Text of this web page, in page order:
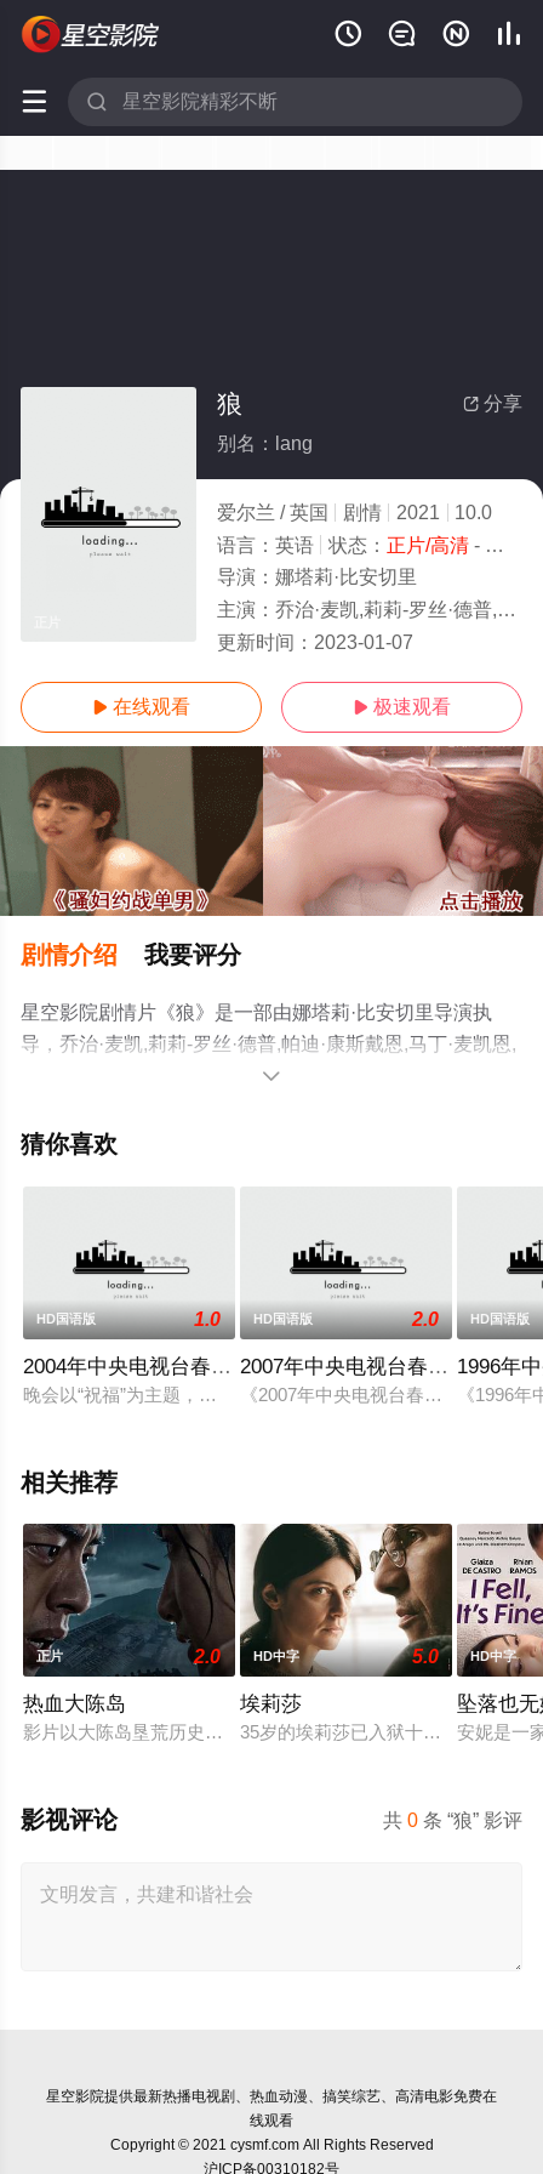
   
 
 分享
狼
别名：lang
爱尔兰 / 英国 剧情 2021
10.0
语言： 英语 状态： 正片/高清- 免费在线观看
导演： 娜塔莉·比安切里
主演： 乔治·麦凯,莉莉-罗丝·德普,帕迪·康斯戴恩,马丁·麦凯恩,泰瑞·诺塔里,费昂·奥谢
更新时间： 2023-01-07
 在线观看  极速观看
剧情介绍 我要评分
星空影院剧情片《狼》是一部由娜塔莉·比安切里导演执
导，乔治·麦凯,莉莉-罗丝·德普,帕迪·康斯戴恩,马丁·麦凯恩,
泰瑞·诺塔里,费昂·奥谢等演员精彩演绎的爱尔兰 / 英国电
更多剧情信息可移步至豆瓣电影、电视猫或剧情网等平台

猜你喜欢
HD国语版 1.0
2004年中央电视台春节联欢晚会
晚会以“祝福”为主题，并用该主题贯穿所有的节目，邀请文化艺
HD国语版 2.0
2007年中央电视台春节联欢晚会
《2007年中央电视台春节联欢晚会
HD国语版
1996年
《1996
相关推荐
正片 2.0
热血大陈岛
影片以大陈岛垦荒历史为创作底色，在尊重历史真实性的前提
HD中字 5.0
埃莉莎
35岁的埃莉莎已入狱十年，她因杀害
HD中字
坠落也
安妮是一
共0 条 “狼” 影评
影视评论
星空影院提供最新热播电视剧、热血动漫、搞笑综艺、高清电影免费在
线观看
Copyright © 2021 cysmf.com All Rights Reserved
沪ICP备00310182号